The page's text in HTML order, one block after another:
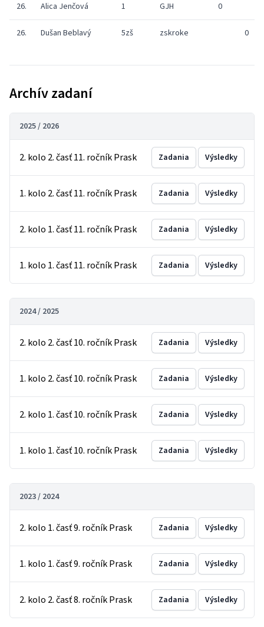
26. Alica Jenčová 1 GJH 0
26. Dušan Beblavý 5zš zskroke 0
Archív zadaní
2025 / 2026
2. kolo 2. časť 11. ročník Prask Zadania Výsledky
1. kolo 2. časť 11. ročník Prask Zadania Výsledky
2. kolo 1. časť 11. ročník Prask Zadania Výsledky
1. kolo 1. časť 11. ročník Prask Zadania Výsledky
2024 / 2025
2. kolo 2. časť 10. ročník Prask Zadania Výsledky
1. kolo 2. časť 10. ročník Prask Zadania Výsledky
2. kolo 1. časť 10. ročník Prask Zadania Výsledky
1. kolo 1. časť 10. ročník Prask Zadania Výsledky
2023 / 2024
2. kolo 1. časť 9. ročník Prask Zadania Výsledky
1. kolo 1. časť 9. ročník Prask Zadania Výsledky
2. kolo 2. časť 8. ročník Prask Zadania Výsledky